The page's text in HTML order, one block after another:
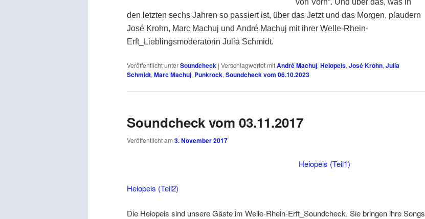
den letzten sechs Jahren so passiert ist, über das Jetzt und das Morgen, plaudern
José Krohn, Marc Machuj und André Machuj mit ihrer Welle-Rhein-
Erft_Lieblingsmoderatorin Julia Schmidt.
Veröffentlicht unterSoundcheck | Verschlagwortet mitAndré Machuj, Heiopeis, José Krohn, Julia
Schmidt, Marc Machuj, Punkrock, Soundcheck vom 06.10.2023
Soundcheck vom 03.11.2017
Veröffentlicht am 3. November 2017
Heiopeis (Teil1)
Heiopeis (Teil2)
Die Heiopeis sind unsere Gäste im Welle-Rhein-Erft_Soundcheck. Sie bringen ihre Songs